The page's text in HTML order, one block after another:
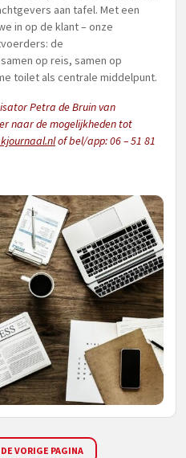
aan tafel. Met een
in op de klant – onze
de
op reis, samen op
toilet als centrale middelpunt.
Petra de Bruin van
naar de mogelijkheden tot
of bel/app: 06 – 51 81
VORIGE PAGINA